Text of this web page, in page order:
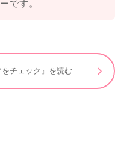
です。
をチェック』を読む